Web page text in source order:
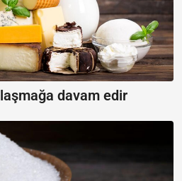
davam edir